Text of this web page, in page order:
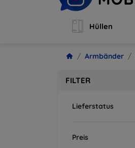
Hüllen
Armbänder
FILTER
Lieferstatus
Preis